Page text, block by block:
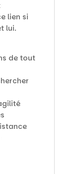
lien si
lui.
de tout